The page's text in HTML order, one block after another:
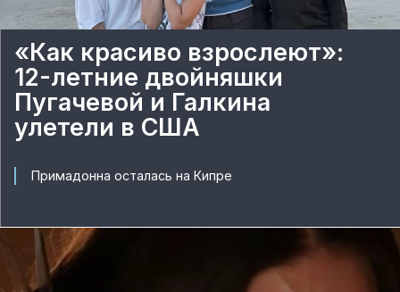
«Как красиво взрослеют»:
12-летние двойняшки
Пугачевой и Галкина
улетели в США
Примадонна осталась на Кипре